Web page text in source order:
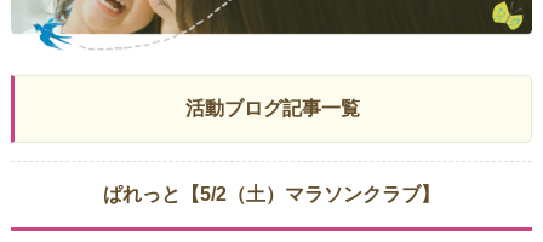
活動ブログ記事一覧
ぱれっと【5/2（土）マラソンクラブ】